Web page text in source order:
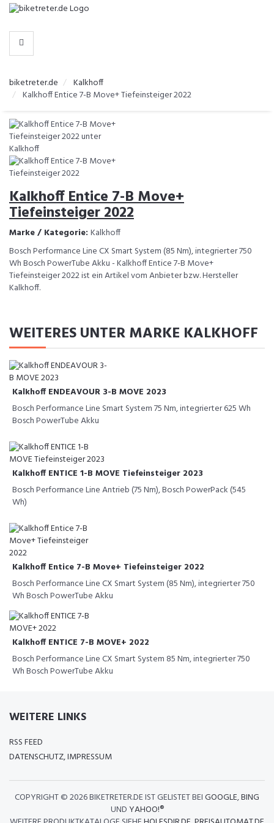
-
HERSTELLER
biketreter.de
Kalkhoff
Kalkhoff Entice 7-B Move+ Tiefeinsteiger 2022
Kalkhoff Entice 7-B Move+
Tiefeinsteiger 2022
Marke / Kategorie: Kalkhoff
Bosch Performance Line CX Smart System (85 Nm), integrierter 750
Wh Bosch PowerTube Akku - Kalkhoff Entice 7-B Move+
Tiefeinsteiger 2022 ist ein Artikel vom Anbieter bzw. Hersteller
Kalkhoff.
WEITERES UNTER MARKE KALKHOFF
Kalkhoff ENDEAVOUR 3-B MOVE 2023
Bosch Performance Line Smart System 75 Nm, integrierter 625 Wh
Bosch PowerTube Akku
Kalkhoff ENTICE 1-B MOVE Tiefeinsteiger 2023
Bosch Performance Line Antrieb (75 Nm), Bosch PowerPack (545
Wh)
Kalkhoff Entice 7-B Move+ Tiefeinsteiger 2022
Bosch Performance Line CX Smart System (85 Nm), integrierter 750
Wh Bosch PowerTube Akku
Kalkhoff ENTICE 7-B MOVE+ 2022
Bosch Performance Line CX Smart System 85 Nm, integrierter 750
Wh Bosch PowerTube Akku
WEITERE LINKS
RSS FEED
DATENSCHUTZ, IMPRESSUM
COPYRIGHT ©2026 BIKETRETER.DE IST GELISTET BEIGOOGLE,BING
UND YAHOO!®